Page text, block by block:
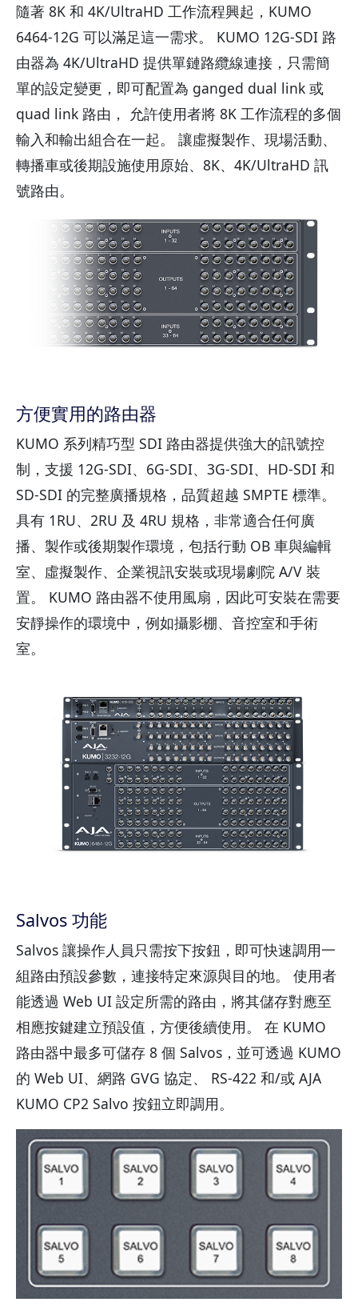
隨著 8K 和 4K/UltraHD 工作流程興起，KUMO
6464-12G 可以滿足這一需求。 KUMO 12G-SDI 路
由器為 4K/UltraHD 提供單鏈路纜線連接，只需簡
單的設定變更，即可配置為 ganged dual link 或
quad link 路由， 允許使用者將 8K 工作流程的多個
輸入和輸出組合在一起。 讓虛擬製作、現場活動、
轉播車或後期設施使用原始、8K、4K/UltraHD 訊
號路由。
方便實用的路由器
KUMO 系列精巧型 SDI 路由器提供強大的訊號控
制，支援 12G-SDI、6G-SDI、3G-SDI、HD-SDI 和
SD-SDI 的完整廣播規格，品質超越 SMPTE 標準。
具有 1RU、2RU 及 4RU 規格，非常適合任何廣
播、製作或後期製作環境，包括行動 OB 車與編輯
室、虛擬製作、企業視訊安裝或現場劇院 A/V 裝
置。 KUMO 路由器不使用風扇，因此可安裝在需要
安靜操作的環境中，例如攝影棚、音控室和手術
室。
Salvos 功能
Salvos 讓操作人員只需按下按鈕，即可快速調用一
組路由預設參數，連接特定來源與目的地。 使用者
能透過 Web UI 設定所需的路由，將其儲存對應至
相應按鍵建立預設值，方便後續使用。 在 KUMO
路由器中最多可儲存 8 個 Salvos，並可透過 KUMO
的 Web UI、網路 GVG 協定、 RS-422 和/或 AJA
KUMO CP2 Salvo 按鈕立即調用。